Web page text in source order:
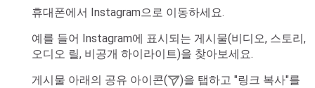
휴대폰에서 Instagram으로 이동하세요.
예를 들어 Instagram에 표시되는 게시물(비디오, 스토리,
오디오 릴, 비공개 하이라이트)을 찾아보세요.
게시물 아래의 공유 아이콘(
)을 탭하고 "링크 복사"를